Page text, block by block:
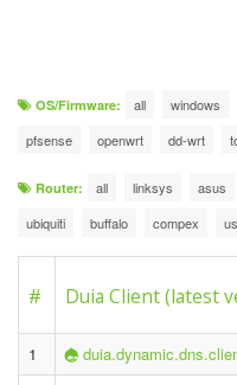
OS/Firmware: all windows
pfsense
openwrt dd-wrt
Router: all linksys asus
ubiquiti
buffalo compex
# Duia Client (latest
1